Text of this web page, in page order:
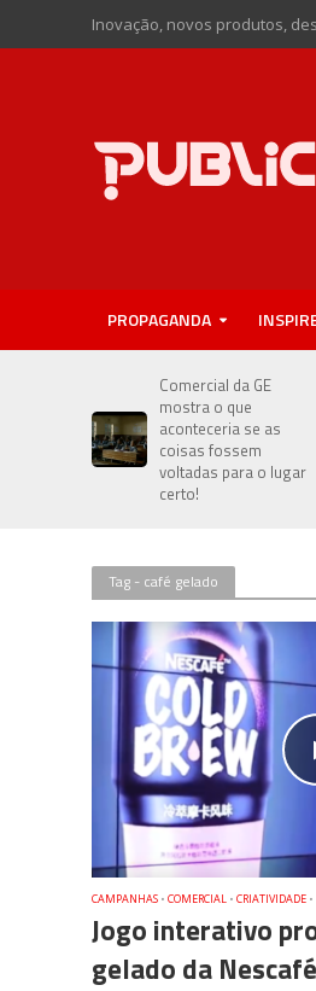
Inovação, novos produtos,
PROPAGANDA
Comercial da GE
mostra o que
aconteceria se as
coisas fossem
voltadas para o lugar
certo!
Tag - café gelado
CAMPANHAS • COMERCIAL • CRIATIVIDADE •
Jogo interativo
gelado da Nescafé